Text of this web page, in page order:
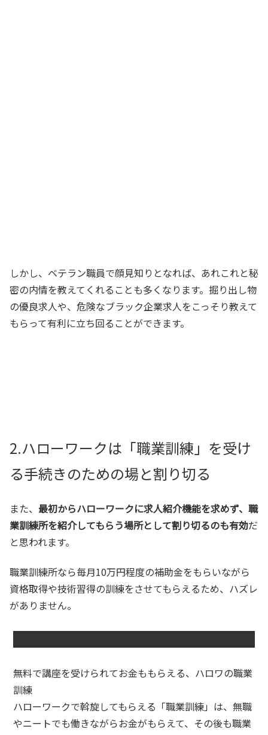
しかし、ベテラン職員で顔見知りとなれば、あれこれと秘
密の内情を教えてくれることも多くなります。掘り出し物
の優良求人や、危険なブラック企業求人をこっそり教えて
もらって有利に立ち回ることができます。
2.ハローワークは「職業訓練」を受け
る手続きのための場と割り切る
また、 最初からハローワークに求人紹介機能を求めず、職
業訓練所を紹介してもらう場所として割り切るのも有効だ
と思われます。
職業訓練所なら毎月10万円程度の補助金をもらいながら
資格取得や技術習得の訓練をさせてもらえるため、ハズレ
がありません。
無料で講座を受けられてお金ももらえる、ハロワの職業
訓練
ハローワークで斡旋してもらえる「職業訓練」は、無職
やニートでも働きながらお金がもらえて、その後も職業